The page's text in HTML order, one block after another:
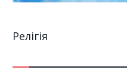
Релігія